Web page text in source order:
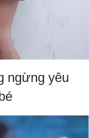
ngừng yêu